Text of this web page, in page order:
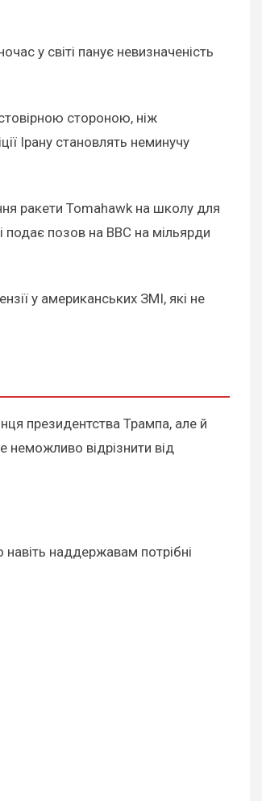
у світі панує невизначеність
стороною, ніж
Ірану становлять неминучу
ракети Tomahawk на школу для
позов на BBC на мільярди
у американських ЗМІ, які не
президентства Трампа, але й
неможливо відрізнити від
наддержавам потрібні